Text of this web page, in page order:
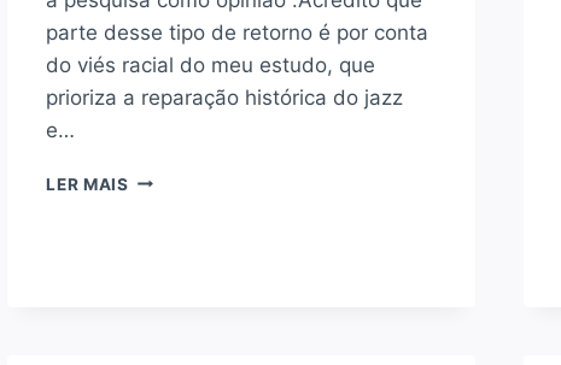
parte desse tipo de retorno é por conta
do viés racial do meu estudo, que
prioriza a reparação histórica do jazz
e…
LER MAIS HISTÓRIA